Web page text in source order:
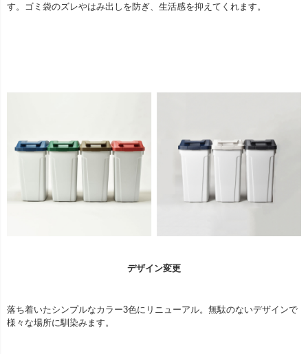
す。ゴミ袋のズレやはみ出しを防ぎ、生活感を抑えてくれます。
デザイン変更
落ち着いたシンプルなカラー3色にリニューアル。無駄のないデザインで
様々な場所に馴染みます。